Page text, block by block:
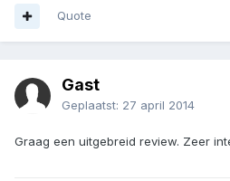
Quote
Gast
Geplaatst: 27 april 2014
Graag een uitgebreid review. Zeer